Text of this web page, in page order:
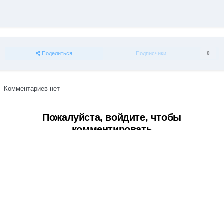
Поделиться Подписчики 0
Комментариев нет
Пожалуйста, войдите, чтобы
комментировать